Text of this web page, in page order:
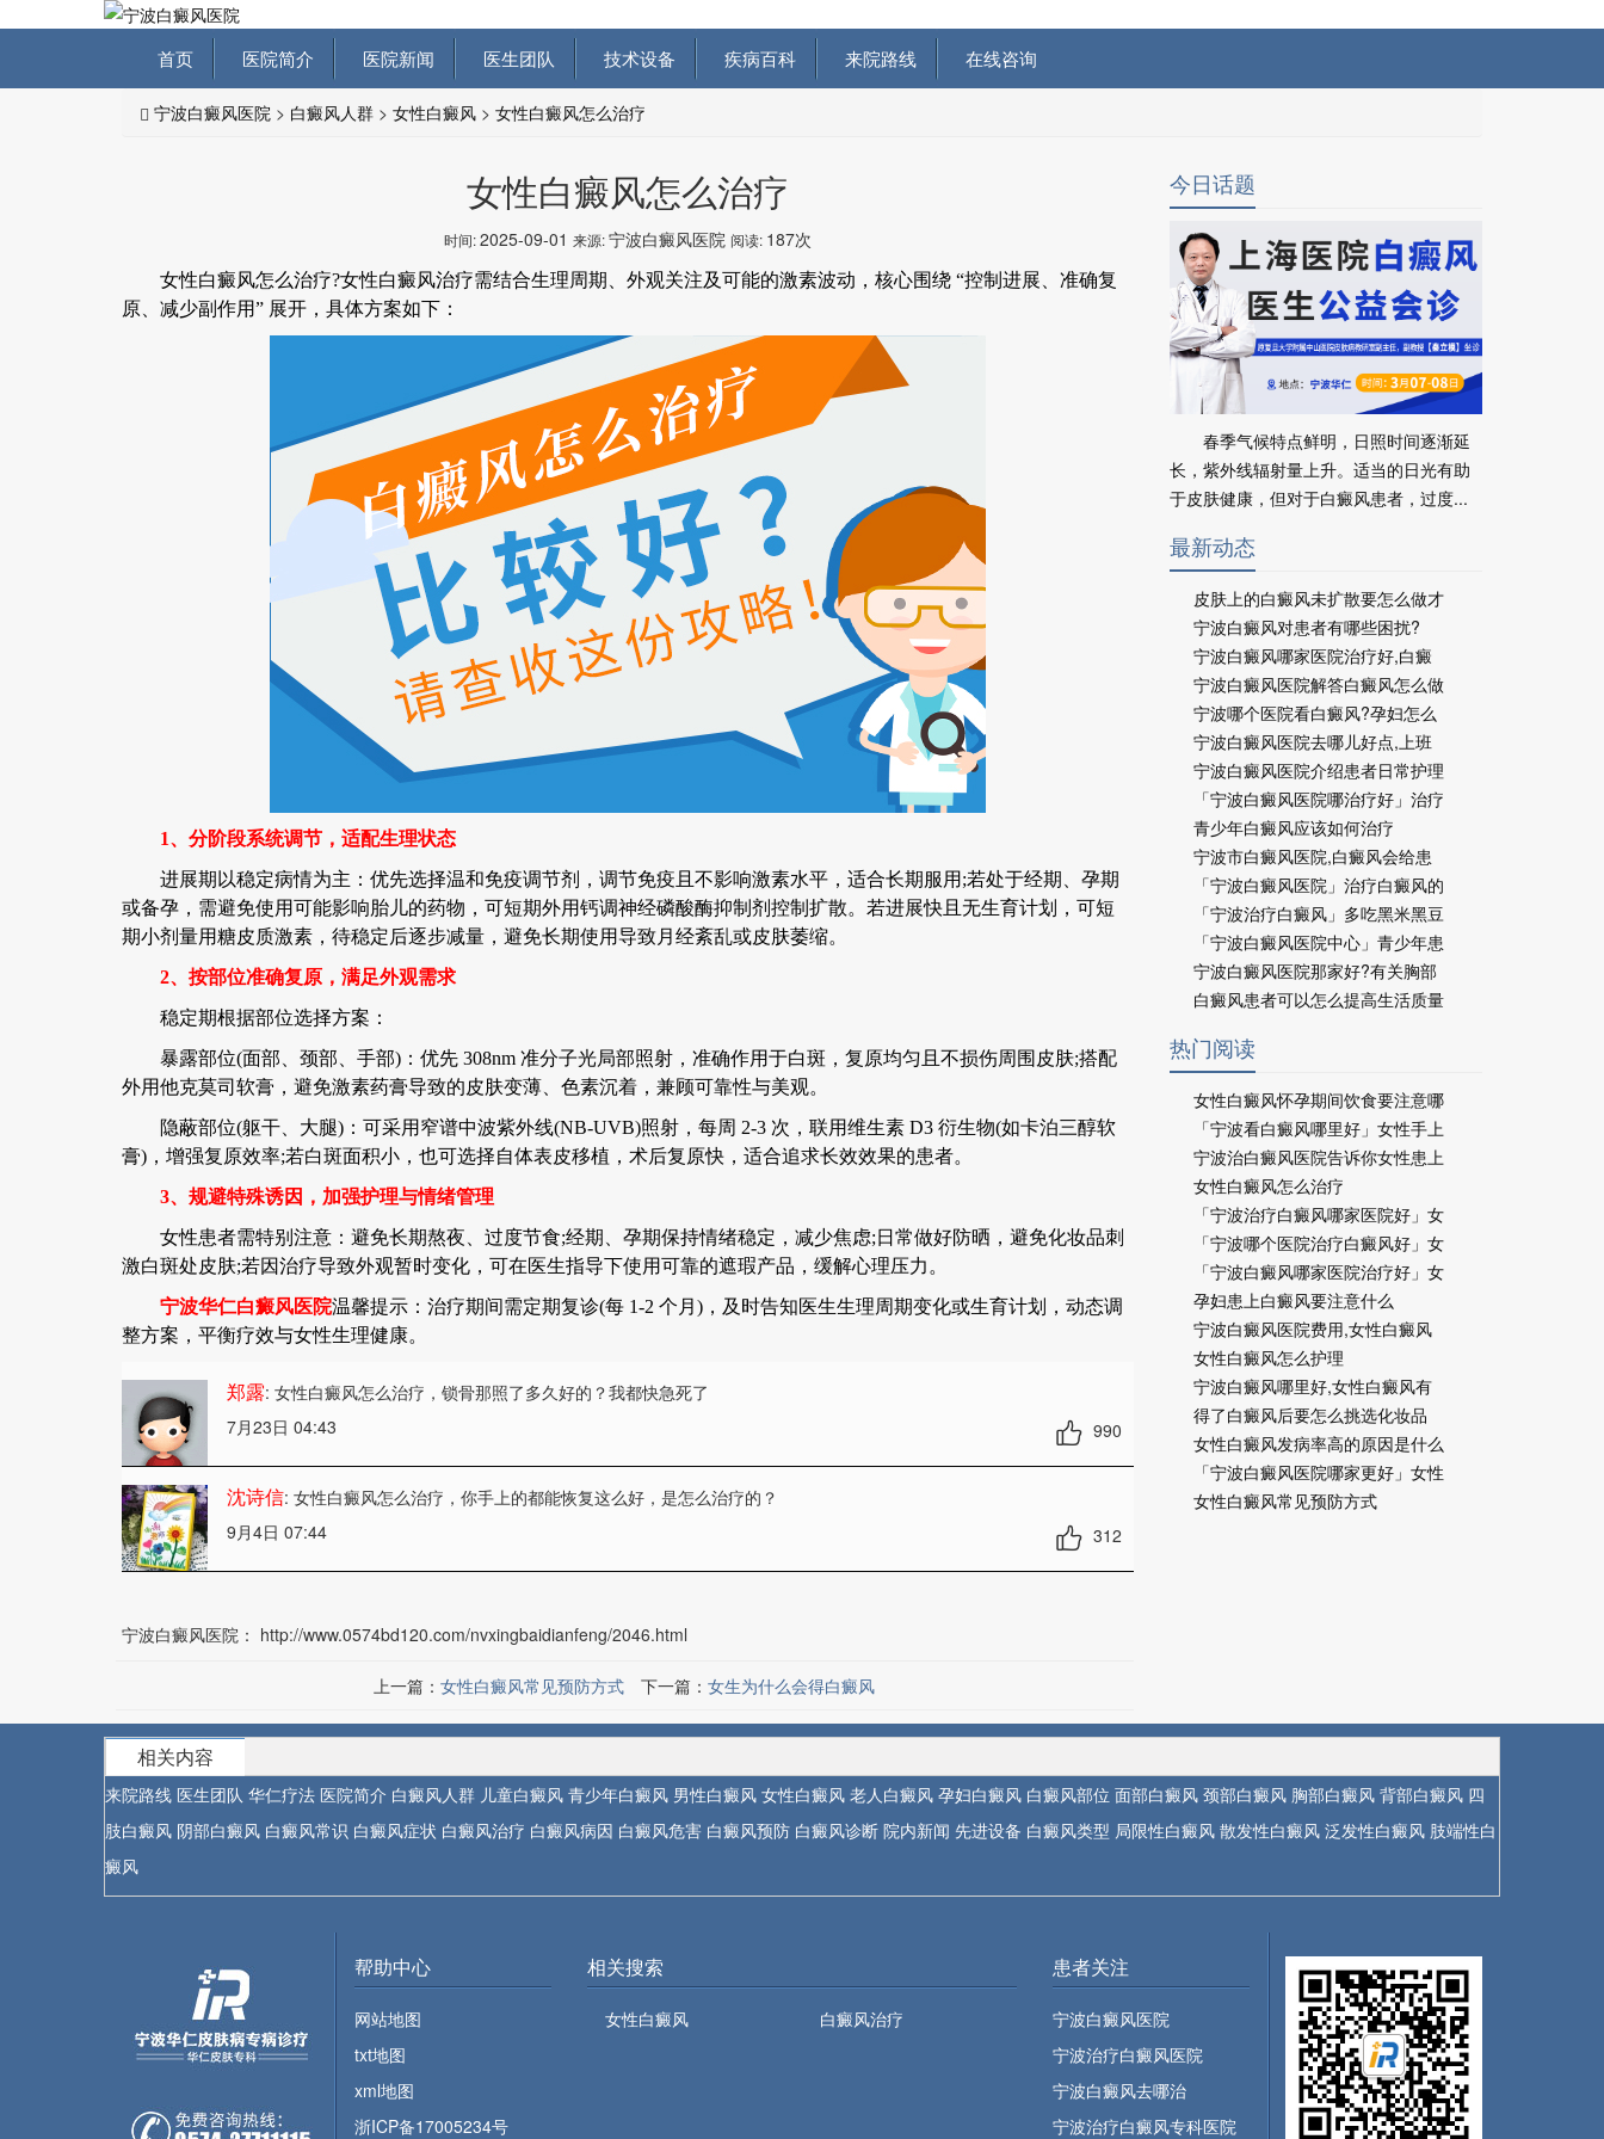
首页 医院简介 医院新闻 医生团队 技术设备 疾病百科 来院路线 在线咨询
宁波白癜风医院 > 白癜风人群 > 女性白癜风 > 女性白癜风怎么治疗
女性白癜风怎么治疗
时间:2025-09-01 来源:宁波白癜风医院 阅读: 187次
女性白癜风怎么治疗?女性白癜风治疗需结合生理周期、外观关注及可能的激素波动，核心围绕 “控制进展、准确复
原、减少副作用” 展开，具体方案如下：
1、分阶段系统调节，适配生理状态
进展期以稳定病情为主：优先选择温和免疫调节剂，调节免疫且不影响激素水平，适合长期服用;若处于经期、孕期
或备孕，需避免使用可能影响胎儿的药物，可短期外用钙调神经磷酸酶抑制剂控制扩散。若进展快且无生育计划，可短
期小剂量用糖皮质激素，待稳定后逐步减量，避免长期使用导致月经紊乱或皮肤萎缩。
2、按部位准确复原，满足外观需求
稳定期根据部位选择方案：
暴露部位(面部、颈部、手部)：优先 308nm 准分子光局部照射，准确作用于白斑，复原均匀且不损伤周围皮肤;搭配
外用他克莫司软膏，避免激素药膏导致的皮肤变薄、色素沉着，兼顾可靠性与美观。
隐蔽部位(躯干、大腿)：可采用窄谱中波紫外线(NB-UVB)照射，每周 2-3 次，联用维生素 D3 衍生物(如卡泊三醇软
膏)，增强复原效率;若白斑面积小，也可选择自体表皮移植，术后复原快，适合追求长效效果的患者。
3、规避特殊诱因，加强护理与情绪管理
女性患者需特别注意：避免长期熬夜、过度节食;经期、孕期保持情绪稳定，减少焦虑;日常做好防晒，避免化妆品刺
激白斑处皮肤;若因治疗导致外观暂时变化，可在医生指导下使用可靠的遮瑕产品，缓解心理压力。
宁波华仁白癜风医院温馨提示：治疗期间需定期复诊(每 1-2 个月)，及时告知医生生理周期变化或生育计划，动态调
整方案，平衡疗效与女性生理健康。
郑露: 女性白癜风怎么治疗 ，锁骨那照了多久好的？我都快急死了
7月23日 04:43
990
沈诗信: 女性白癜风怎么治疗 ，你手上的都能恢复这么好，是怎么治疗的？
9月4日 07:44
312
宁波白癜风医院： http://www.0574bd120.com/nvxingbaidianfeng/2046.html
上一篇：女性白癜风常见预防方式 下一篇：女生为什么会得白癜风
今日话题
春季气候特点鲜明，日照时间逐渐延
长，紫外线辐射量上升。适当的日光有助
于皮肤健康，但对于白癜风患者，过度...
最新动态
皮肤上的白癜风未扩散要怎么做才
宁波白癜风对患者有哪些困扰?
宁波白癜风哪家医院治疗好,白癜
宁波白癜风医院解答白癜风怎么做
宁波哪个医院看白癜风?孕妇怎么
宁波白癜风医院去哪儿好点,上班
宁波白癜风医院介绍患者日常护理
「宁波白癜风医院哪治疗好」治疗
青少年白癜风应该如何治疗
宁波市白癜风医院,白癜风会给患
「宁波白癜风医院」治疗白癜风的
「宁波治疗白癜风」多吃黑米黑豆
「宁波白癜风医院中心」青少年患
宁波白癜风医院那家好?有关胸部
白癜风患者可以怎么提高生活质量
热门阅读
女性白癜风怀孕期间饮食要注意哪
「宁波看白癜风哪里好」女性手上
宁波治白癜风医院告诉你女性患上
女性白癜风怎么治疗
「宁波治疗白癜风哪家医院好」女
「宁波哪个医院治疗白癜风好」女
「宁波白癜风哪家医院治疗好」女
孕妇患上白癜风要注意什么
宁波白癜风医院费用,女性白癜风
女性白癜风怎么护理
宁波白癜风哪里好,女性白癜风有
得了白癜风后要怎么挑选化妆品
女性白癜风发病率高的原因是什么
「宁波白癜风医院哪家更好」女性
女性白癜风常见预防方式
相关内容
来院路线 医生团队 华仁疗法 医院简介 白癜风人群 儿童白癜风 青少年白癜风 男性白癜风 女性白癜风 老人白癜风 孕妇白癜风 白癜风部位 面部白癜风 颈部白癜风 胸部白癜风 背部白癜风 四
肢白癜风 阴部白癜风 白癜风常识 白癜风症状 白癜风治疗 白癜风病因 白癜风危害 白癜风预防 白癜风诊断 院内新闻 先进设备 白癜风类型 局限性白癜风 散发性白癜风 泛发性白癜风 肢端性白
癜风
帮助中心
网站地图
txt地图
xml地图
浙ICP备17005234号
相关搜索
女性白癜风 白癜风治疗
患者关注
宁波白癜风医院
宁波治疗白癜风医院
宁波白癜风去哪治
宁波治疗白癜风专科医院